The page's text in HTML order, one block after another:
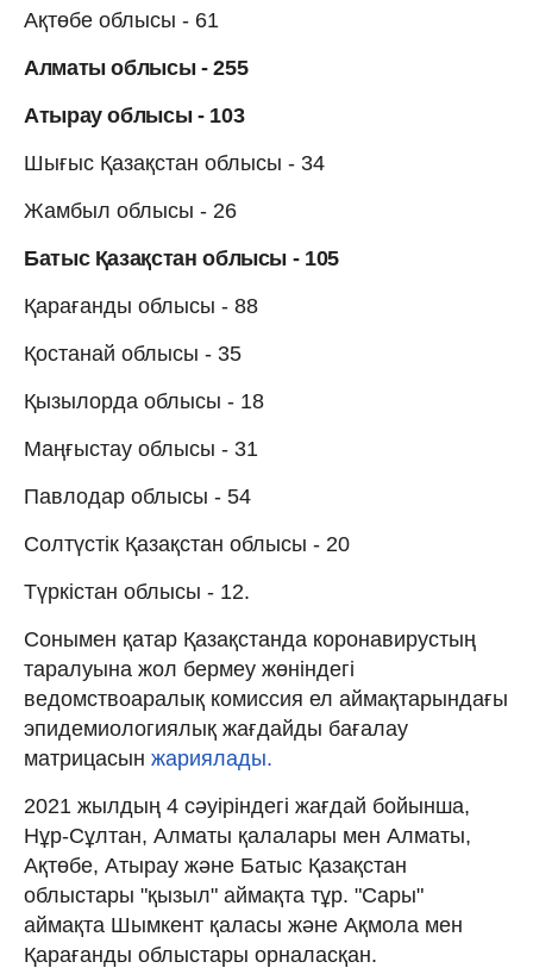
Ақтөбе облысы - 61
Алматы облысы - 255
Атырау облысы - 103
Шығыс Қазақстан облысы - 34
Жамбыл облысы - 26
Батыс Қазақстан облысы - 105
Қарағанды облысы - 88
Қостанай облысы - 35
Қызылорда облысы - 18
Маңғыстау облысы - 31
Павлодар облысы - 54
Солтүстік Қазақстан облысы - 20
Түркістан облысы - 12.
Сонымен қатар Қазақстанда коронавирустың
таралуына жол бермеу жөніндегі
ведомствоаралық комиссия ел аймақтарындағы
эпидемиологиялық жағдайды бағалау
матрицасын жариялады.
2021 жылдың 4 сәуіріндегі жағдай бойынша,
Нұр-Сұлтан, Алматы қалалары мен Алматы,
Ақтөбе, Атырау және Батыс Қазақстан
облыстары "қызыл" аймақта тұр. "Сары"
аймақта Шымкент қаласы және Ақмола мен
Қарағанды облыстары орналасқан.